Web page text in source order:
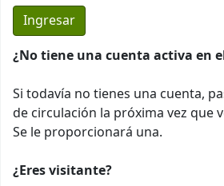
¿No tiene una cuenta activa en
Si todavía no tienes una cuenta,
de circulación la próxima vez que
Se le proporcionará una.
¿Eres visitante?